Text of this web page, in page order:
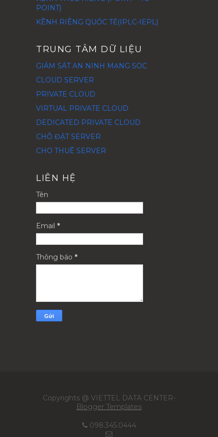
POINT)
KÊNH RIÊNG QUỐC TẾ(IPLC-IEPL)
TRUNG TÂM DỮ LIỆU
GIÁM SÁT AN NINH MẠNG SOC
CLOUD SERVER
PRIVATE CLOUD
VIRTUAL PRIVATE CLOUD
DEDICATED PRIVATE CLOUD
CHỖ ĐẶT SERVER
CHO THUÊ SERVER
LIÊN HỆ
Tên
Email *
Thông báo *
Copyrights @ VIETTEL DATA CENTER-
Blogger Templates
098.345.0444